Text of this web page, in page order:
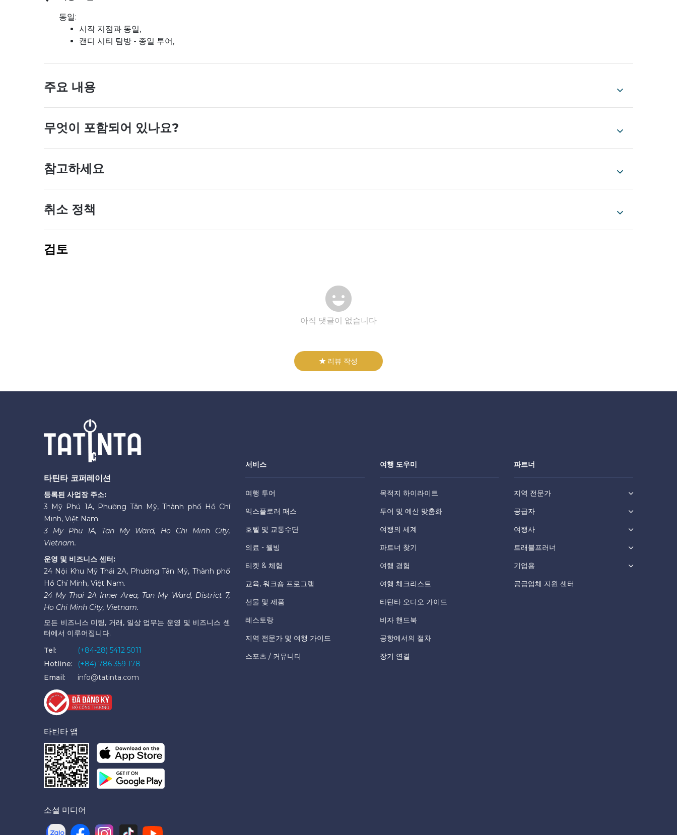
동일:
시작 지점과 동일,
캔디 시티 탐방 - 종일 투어,
주요 내용
무엇이 포함되어 있나요?
참고하세요
취소 정책
검토
아직 댓글이 없습니다
리뷰 작성
타틴타 코퍼레이션
등록된 사업장 주소:
3 Mỹ Phú 1A, Phường Tân Mỹ, Thành phố Hồ Chí
Minh, Việt Nam.
3 My Phu 1A, Tan My Ward, Ho Chi Minh City,
Vietnam.
운영 및 비즈니스 센터:
24 Nội Khu Mỹ Thái 2A, Phường Tân Mỹ, Thành phố
Hồ Chí Minh, Việt Nam.
24 My Thai 2A Inner Area, Tan My Ward, District 7,
Ho Chi Minh City, Vietnam.
모든 비즈니스 미팅, 거래, 일상 업무는 운영 및 비즈니스 센
터에서 이루어집니다.
Tel:
(+84-28) 5412 5011
Hotline:
(+84) 786 359 178
Email:
info@tatinta.com
타틴타 앱
소셜 미디어
서비스
여행 투어
익스플로러 패스
호텔 및 교통수단
의료 - 웰빙
티켓 & 체험
교육, 워크숍 프로그램
선물 및 제품
레스토랑
지역 전문가 및 여행 가이드
스포츠 / 커뮤니티
여행 도우미
목적지 하이라이트
투어 및 예산 맞춤화
여행의 세계
파트너 찾기
여행 경험
여행 체크리스트
타틴타 오디오 가이드
비자 핸드북
공항에서의 절차
장기 연결
파트너
지역 전문가
공급자
여행사
트래블프러너
기업용
공급업체 지원 센터